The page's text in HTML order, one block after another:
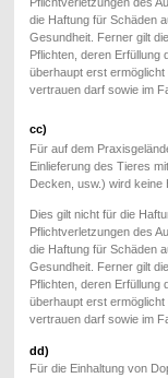
Pflichtverletzungen des
die Haftung für Schäden
Gesundheit. Ferner gilt
Pflichten, deren
überhaupt erst
vertrauen darf sowie im
cc)
Für auf dem
Einlieferung des Tieres
Decken, usw.) wird keine
Dies gilt nicht für die
Pflichtverletzungen des
die Haftung für Schäden
Gesundheit. Ferner gilt
Pflichten, deren Erfüllung
überhaupt erst
vertrauen darf sowie im
dd)
Für die Einhaltung von